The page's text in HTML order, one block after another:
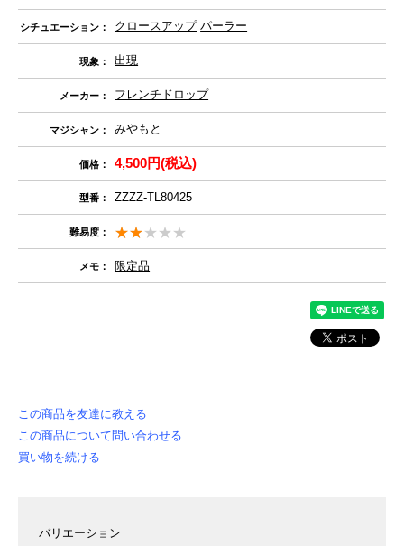
シチュエーション： クロースアップ パーラー
現象： 出現
メーカー： フレンチドロップ
マジシャン： みやもと
価格： 4,500円(税込)
型番： ZZZZ-TL80425
難易度：
メモ： 限定品
この商品を友達に教える
この商品について問い合わせる
買い物を続ける
バリエーション